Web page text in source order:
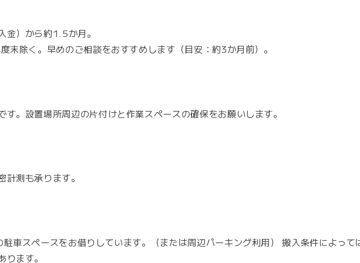
金）から約1.5か月。
末除く。早めのご相談をおすすめします（目安：約3か月前）。
す。設置場所周辺の片付けと作業スペースの確保をお願いします。
測も承ります。
車スペースをお借りしています。（または周辺パーキング利用） 搬入条件によって
ます。